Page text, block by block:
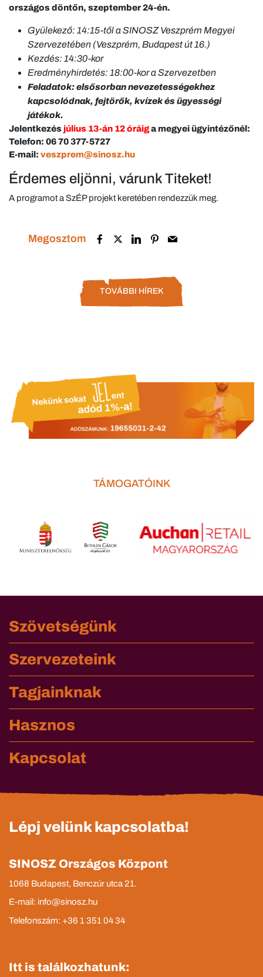
országos döntőn, szeptember 24-én.
Gyülekező: 14:15-től a SINOSZ Veszprém Megyei
Szervezetében (Veszprém, Budapest út 16.)
Kezdés: 14:30-kor
Eredményhirdetés: 18:00-kor a Szervezetben
Feladatok: elsősorban nevezetességekhez
kapcsolódnak, fejtörők, kvízek és ügyességi
játékok.
Jelentkezés július 13-án 12 óráiga megyei ügyintézőnél:
Telefon: 06 70 377-5727
E-mail: veszprem@sinosz.hu
Érdemes eljönni, várunk Titeket!
A programot a SzÉP projekt keretében rendezzük meg.
Megosztom
TOVÁBBI HÍREK
TÁMOGATÓINK
Szövetségünk
Szervezeteink
Tagjainknak
Hasznos
Kapcsolat
Lépj velünk kapcsolatba!
SINOSZ Országos Központ
1068 Budapest, Benczúr utca 21.
E-mail: info@sinosz.hu
Telefonszám: +36 1 351 04 34
Itt is találkozhatunk: